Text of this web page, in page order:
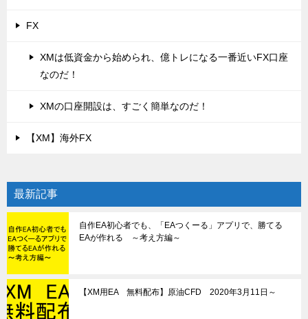
FX
XMは低資金から始められ、億トレになる一番近いFX口座
なのだ！
XMの口座開設は、すごく簡単なのだ！
【XM】海外FX
最新記事
自作EA初心者でも、「EAつくーる」アプリで、勝てる
EAが作れる ～考え方編～
【XM用EA 無料配布】原油CFD 2020年3月11日～